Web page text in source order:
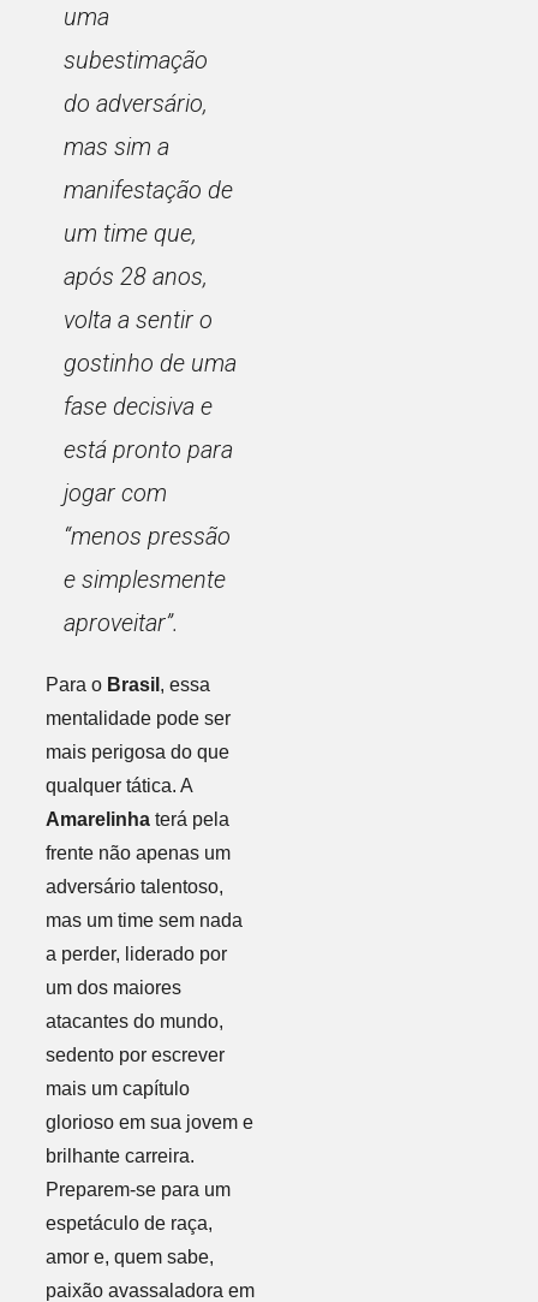
uma
subestimação
do adversário,
mas sim a
manifestação de
um time que,
após 28 anos,
volta a sentir o
gostinho de uma
fase decisiva e
está pronto para
jogar com
“menos pressão
e simplesmente
aproveitar”.
Para o Brasil , essa
mentalidade pode ser
mais perigosa do que
qualquer tática. A
Amarelinhaterá pela
frente não apenas um
adversário talentoso,
mas um time sem nada
a perder, liderado por
um dos maiores
atacantes do mundo,
sedento por escrever
mais um capítulo
glorioso em sua jovem e
brilhante carreira.
Preparem-se para um
espetáculo de raça,
amor e, quem sabe,
paixão avassaladora em